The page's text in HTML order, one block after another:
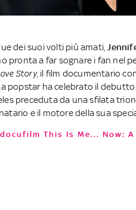
dei suoi volti più amati,
pronta a far sognare i fan nel
Story, il film documentario
popstar ha celebrato il
preceduta da una sfilata
e il motore della sua
This Is Me... Now: A